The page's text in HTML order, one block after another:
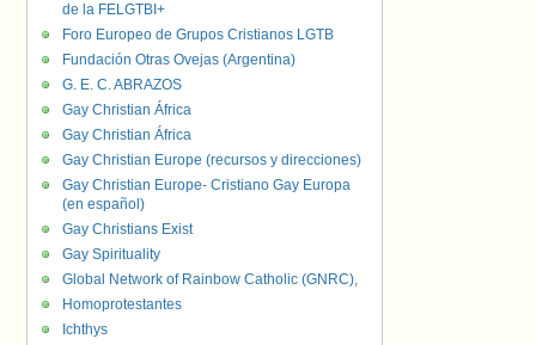
de la FELGTBI+
Foro Europeo de Grupos Cristianos LGTB
Fundación Otras Ovejas (Argentina)
G. E. C. ABRAZOS
Gay Christian África
Gay Christian África
Gay Christian Europe (recursos y direcciones)
Gay Christian Europe- Cristiano Gay Europa
(en español)
Gay Christians Exist
Gay Spirituality
Global Network of Rainbow Catholic (GNRC),
Homoprotestantes
Ichthys